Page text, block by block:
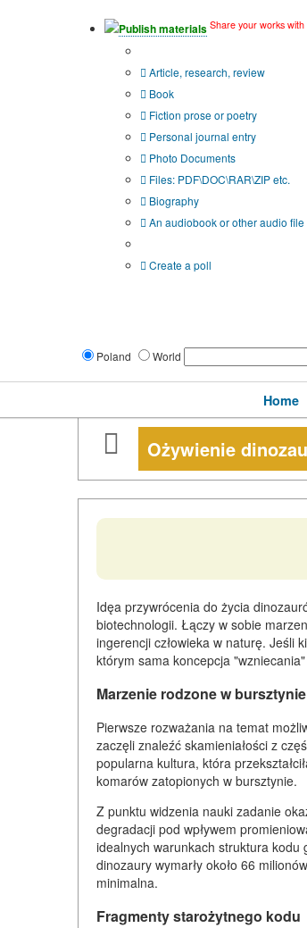
Publish materials Share your works with
Article, research, review
Book
Fiction prose or poetry
Personal journal entry
Photo Documents
Files: PDF\DOC\RAR\ZIP etc.
Biography
An audiobook or other audio file
Create a poll
Poland World
Home
Ożywienie
Idęa przywrócenia do życia
biotechnologii. Łączy w sobie
ingerencji człowieka w naturę. Jeśli
którym sama koncepcja
Marzenie rodzone w bursztynie
Pierwsze rozważania na temat
zaczęli znaleźć skamieniałości z
popularna kultura, która
komarów zatopionych w bursztynie.
Z punktu widzenia nauki zadanie
degradacji pod wpływem
idealnych warunkach struktura kodu
dinozaury wymarły około 66
minimalna.
Fragmenty starożytnego kodu